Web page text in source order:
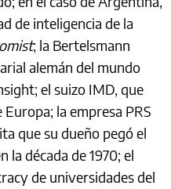
de inteligencia de la
; la Bertelsmann
alemán del mundo
el suizo IMD, que
la empresa PRS
que su dueño pegó el
la década de 1970; el
de universidades del